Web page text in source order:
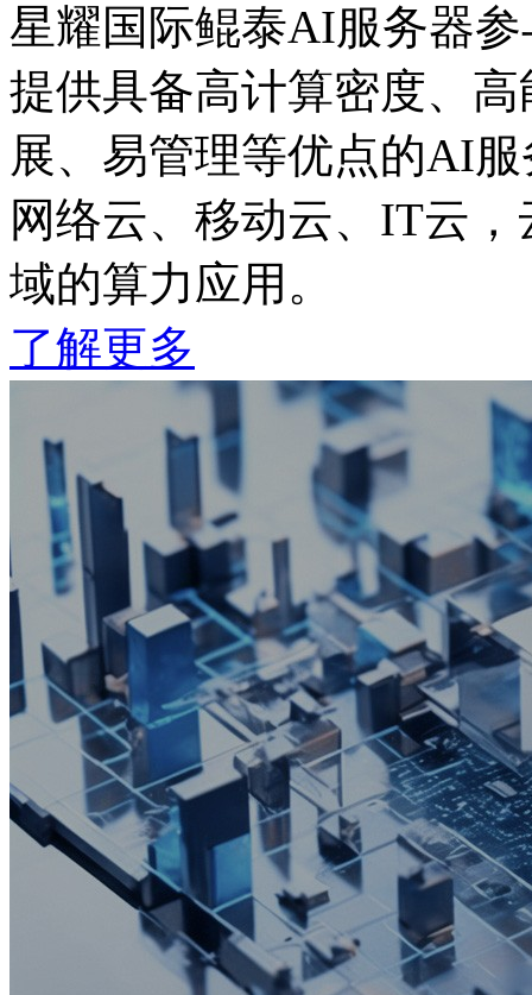
星耀国际鲲泰AI服务器
提供具备高计算密度、高
展、易管理等优点的AI
网络云、移动云、IT云
域的算力应用。
了解更多